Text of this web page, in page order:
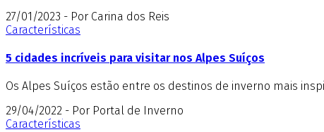
27/01/2023 - Por Carina dos Reis
Características
5 cidades incríveis para visitar nos Alpes Suíços
Os Alpes Suíços estão entre os destinos de inverno mais
29/04/2022 - Por Portal de Inverno
Características